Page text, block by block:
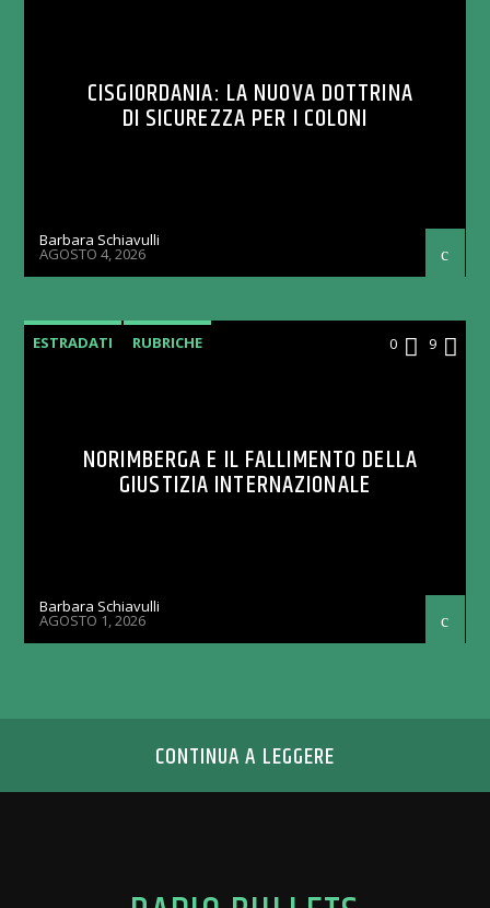
CISGIORDANIA: LA NUOVA DOTTRINA
DI SICUREZZA PER I COLONI
Barbara Schiavulli
AGOSTO 4, 2026
ESTRADATI RUBRICHE 0 9
NORIMBERGA E IL FALLIMENTO DELLA
GIUSTIZIA INTERNAZIONALE
Barbara Schiavulli
AGOSTO 1, 2026
CONTINUA A LEGGERE